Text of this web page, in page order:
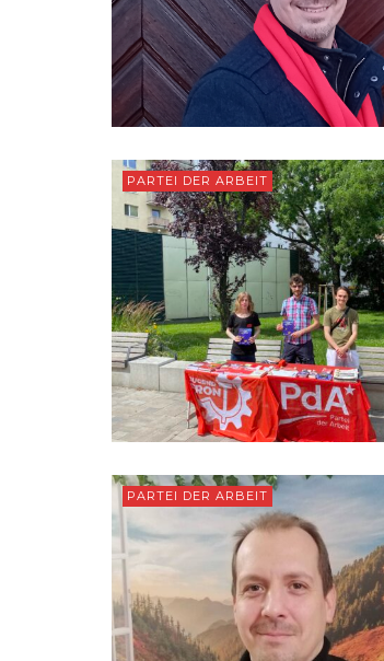
PARTEI DER ARBEIT
PARTEI DER ARBEIT